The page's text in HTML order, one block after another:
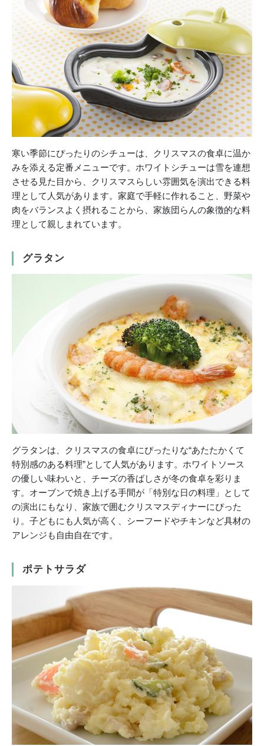
寒い季節にぴったりのシチューは、クリスマスの食卓に温か
みを添える定番メニューです。ホワイトシチューは雪を連想
させる見た目から、クリスマスらしい雰囲気を演出できる料
理として人気があります。家庭で手軽に作れること、野菜や
肉をバランスよく摂れることから、家族団らんの象徴的な料
理として親しまれています。
グラタン
グラタンは、クリスマスの食卓にぴったりな“あたたかくて
特別感のある料理”として人気があります。ホワイトソース
の優しい味わいと、チーズの香ばしさが冬の食卓を彩りま
す。オーブンで焼き上げる手間が「特別な日の料理」として
の演出にもなり、家族で囲むクリスマスディナーにぴった
り。子どもにも人気が高く、シーフードやチキンなど具材の
アレンジも自由自在です。
ポテトサラダ